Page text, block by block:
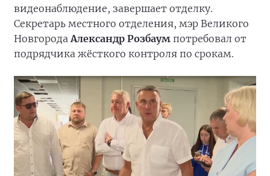
видеонаблюдение, завершает отделку.
Секретарь местного отделения, мэр Великого
Новгорода Александр Розбаум потребовал от
подрядчика жёсткого контроля по срокам.